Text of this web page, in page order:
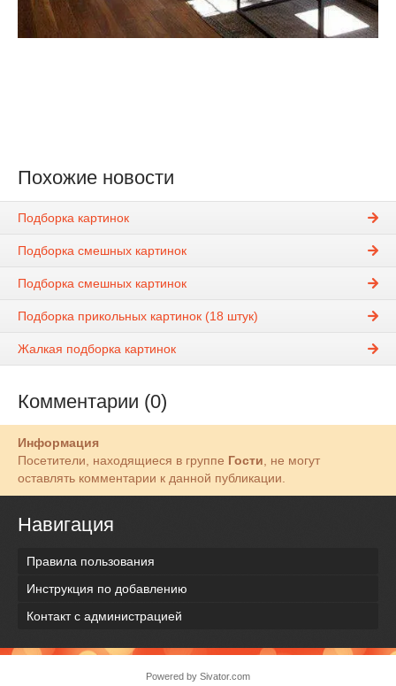
Похожие новости
Подборка картинок
Подборка смешных картинок
Подборка смешных картинок
Подборка прикольных картинок (18 штук)
Жалкая подборка картинок
Комментарии (0)
Информация
Посетители, находящиеся в группе Гости , не могут
оставлять комментарии к данной публикации.
Навигация
Правила пользования
Инструкция по добавлению
Контакт с администрацией
Powered by Sivator.com